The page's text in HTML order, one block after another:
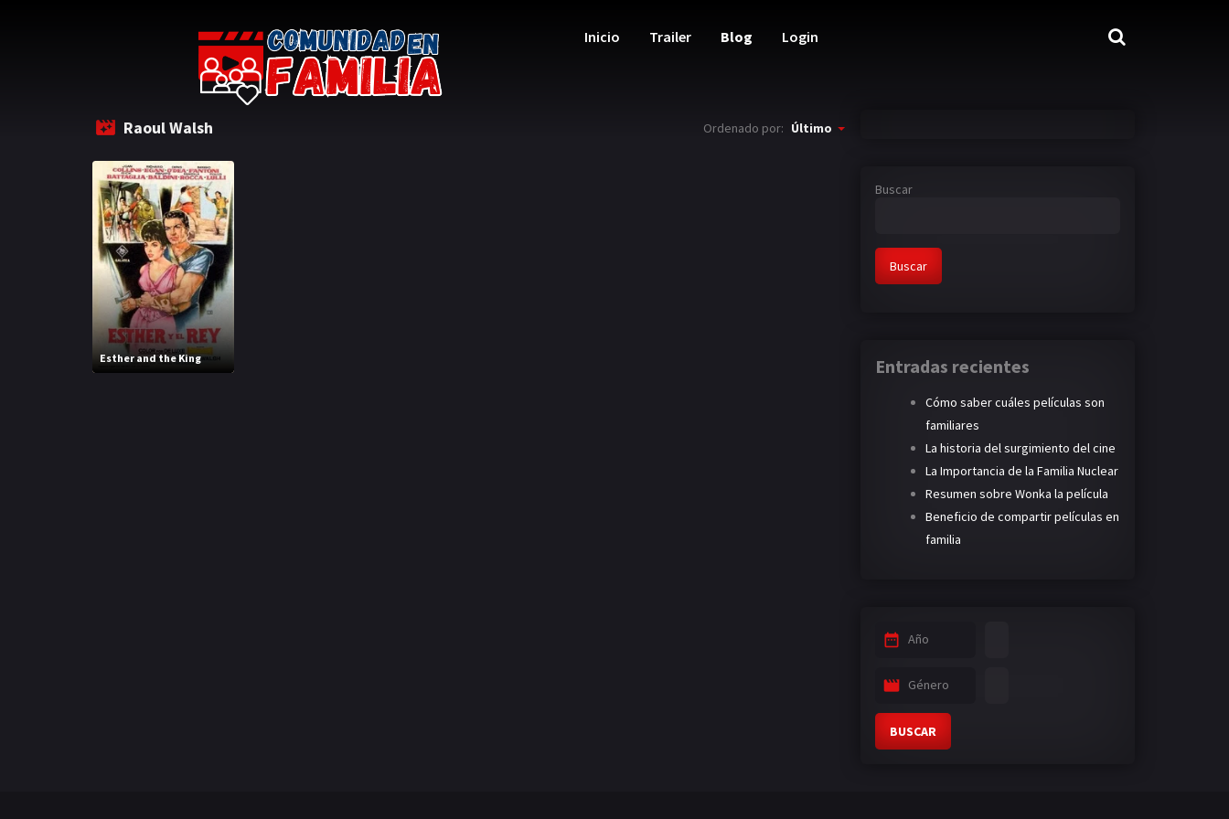
Inicio Trailer Blog Login
Raoul Walsh Ordenado por: Último
Esther and the King
Buscar
Buscar
Entradas recientes
Cómo saber cuáles películas son
familiares
La historia del surgimiento del cine
La Importancia de la Familia Nuclear
Resumen sobre Wonka la película
Beneficio de compartir películas en
familia
Año
Género
BUSCAR